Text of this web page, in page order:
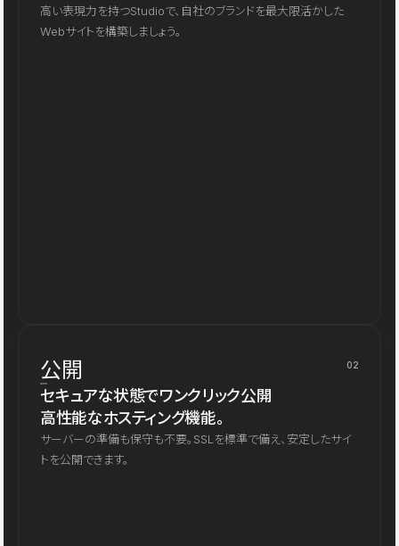
高い表現力を持つStudioで、自社のブランドを最大限活かした
Webサイトを構築しましょう。
公開 02
セキュアな状態でワンクリック公開
高性能なホスティング機能。
サーバーの準備も保守も不要。SSLを標準で備え、安定したサイ
トを公開できます。